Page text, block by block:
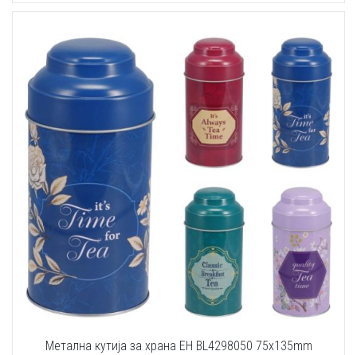
Метална кутија за храна EH BL4298050 75x135mm